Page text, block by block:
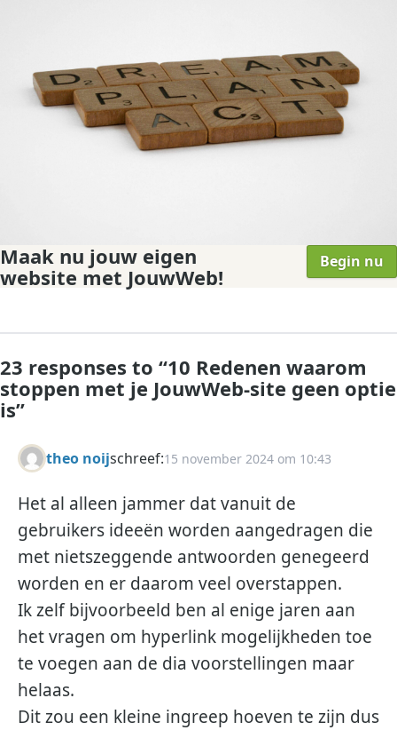
Maak nu jouw eigen
website met JouwWeb!
Begin nu
23 responses to “10 Redenen waarom
stoppen met je JouwWeb-site geen optie
is”
theo noijschreef:15 november 2024 om 10:43
Het al alleen jammer dat vanuit de
gebruikers ideeën worden aangedragen die
met nietszeggende antwoorden genegeerd
worden en er daarom veel overstappen.
Ik zelf bijvoorbeeld ben al enige jaren aan
het vragen om hyperlink mogelijkheden toe
te voegen aan de dia voorstellingen maar
helaas.
Dit zou een kleine ingreep hoeven te zijn dus